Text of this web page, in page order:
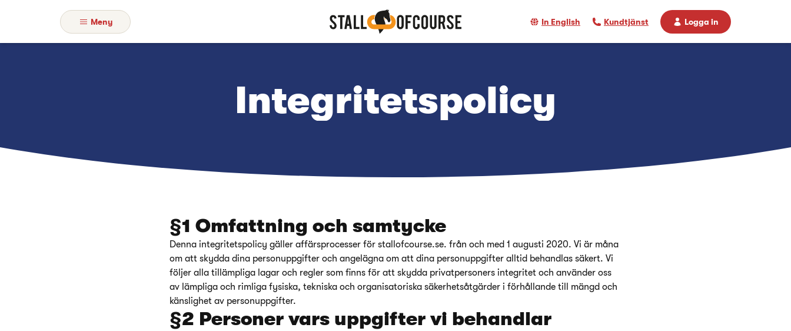
Meny In English Kundtjänst Logga in
Integritetspolicy
§1 Omfattning och samtycke
Denna integritetspolicy gäller affärsprocesser för stallofcourse.se. från och med 1 augusti 2020. Vi är måna
om att skydda dina personuppgifter och angelägna om att dina personuppgifter alltid behandlas säkert. Vi
följer alla tillämpliga lagar och regler som finns för att skydda privatpersoners integritet och använder oss
av lämpliga och rimliga fysiska, tekniska och organisatoriska säkerhetsåtgärder i förhållande till mängd och
känslighet av personuppgifter.
§2 Personer vars uppgifter vi behandlar